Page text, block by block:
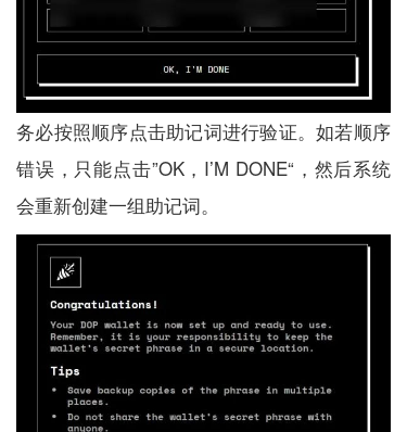
务必按照顺序点击助记词进行验证。如若顺序
错误，只能点击”OK，I’M DONE“，然后系统
会重新创建一组助记词。